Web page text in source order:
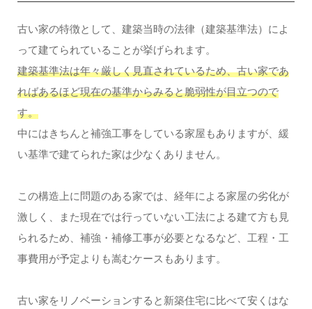
古い家の特徴として、建築当時の法律（建築基準法）によ
って建てられていることが挙げられます。
建築基準法は年々厳しく見直されているため、古い家であ
ればあるほど現在の基準からみると脆弱性が目立つので
す。
中にはきちんと補強工事をしている家屋もありますが、緩
い基準で建てられた家は少なくありません。
この構造上に問題のある家では、経年による家屋の劣化が
激しく、また現在では行っていない工法による建て方も見
られるため、補強・補修工事が必要となるなど、工程・工
事費用が予定よりも嵩むケースもあります。
古い家をリノベーションすると新築住宅に比べて安くはな